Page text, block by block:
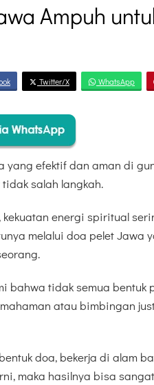
Ampuh
Twitter/X WhatsApp
yang efektif dan aman di
salah langkah.
kekuatan energi spiritual
melalui doa pelet Jawa
bahwa tidak semua
atau bimbingan
doa, bekerja di alam
maka hasilnya bisa